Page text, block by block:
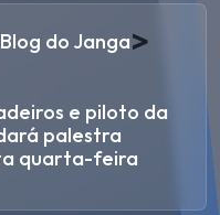
Blog do Janga>
e piloto da
palestra
quarta-feira